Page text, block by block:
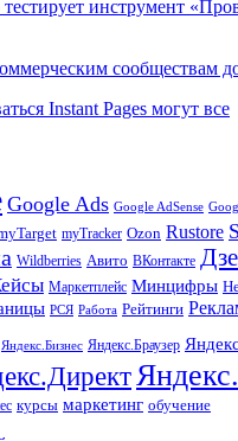
инструмент
сообществам
Instant Pages могут все
Google Ads Google AdSense
myTracker Ozon Rustore
Wildberries Авито ВКонтакте
Маркетплейс Минцифры
РСЯ Работа Рейтинги
Яндекс.Бизнес Яндекс.Браузер
курсы маркетинг обучение